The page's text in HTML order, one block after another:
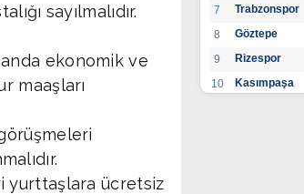
sayılmalıdır.
ekonomik ve
maaşları
yurttaşlara ücretsiz
7
Trabzonspor
8
Göztepe
9
Rizespor
10
Kasımpaşa